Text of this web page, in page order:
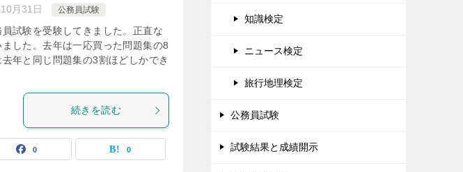
月31日 公務員試験
試験を受験してきました。正直な
した。去年は一応買った問題集の8
年と同じ問題集の3割ほどしかでき
続きを読む
0 0
知識検定
ニュース検定
旅行地理検定
公務員試験
試験結果と成績開示